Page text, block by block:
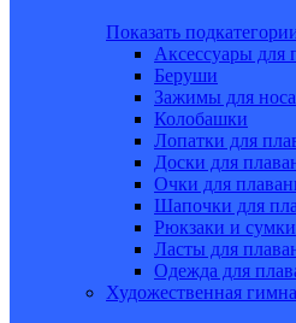
Показать
Аксессуары для
Беруши
Зажимы для носа
Колобашки
Лопатки для
Доски для
Очки для
Шапочки для
Рюкзаки и сумки
Ласты для
Одежда для
Художественная